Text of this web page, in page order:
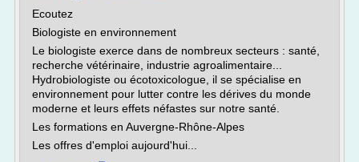
Ecoutez
Biologiste en environnement
Le biologiste exerce dans de nombreux secteurs : santé,
recherche vétérinaire, industrie agroalimentaire...
Hydrobiologiste ou écotoxicologue, il se spécialise en
environnement pour lutter contre les dérives du monde
moderne et leurs effets néfastes sur notre santé.
Les formations en Auvergne-Rhône-Alpes
Les offres d'emploi aujourd'hui...